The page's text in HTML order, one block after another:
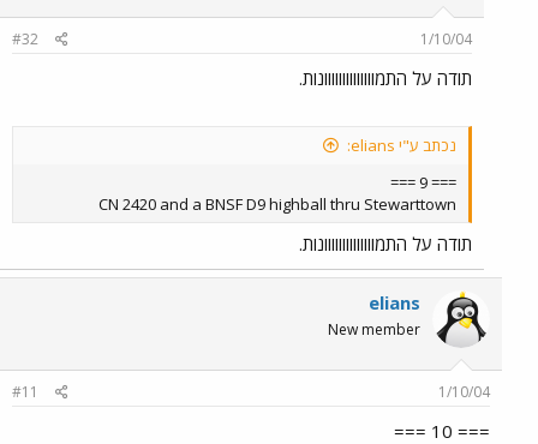
1/10/04
#32
תודה על התמוווווווווווווונות.
נכתב ע"י elians:
=== 9 ===
CN 2420 and a BNSF D9 highball thru Stewarttown
תודה על התמוווווווווווווונות.
elians
New member
1/10/04
#11
=== 10 ===